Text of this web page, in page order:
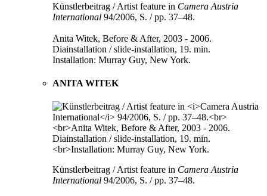
Künstlerbeitrag / Artist feature in Camera Austria
International 94/2006, S. / pp. 37–48.
Anita Witek, Before & After, 2003 - 2006.
Diainstallation / slide-installation, 19. min.
Installation: Murray Guy, New York.
ANITA WITEK
Künstlerbeitrag / Artist feature in Camera Austria
International 94/2006, S. / pp. 37–48.